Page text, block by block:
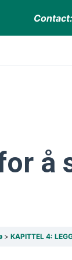
Contact:
å
KAPITTEL 4: LEGGE TIL RETTE